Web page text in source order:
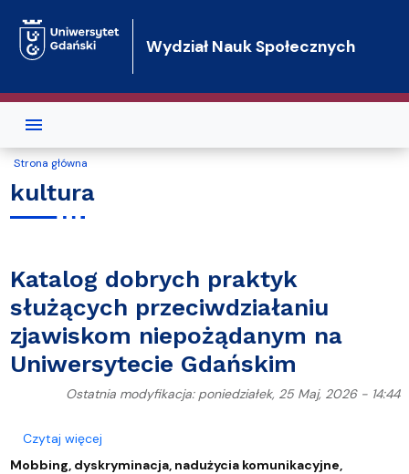
Wydział Nauk Społecznych
Strona główna
kultura
Katalog dobrych praktyk
służących przeciwdziałaniu
zjawiskom niepożądanym na
Uniwersytecie Gdańskim
Ostatnia modyfikacja: poniedziałek, 25 Maj, 2026 - 14:44
Czytaj więcejo Katalog dobrych praktyk służących
Mobbing, dyskryminacja, nadużycia komunikacyjne,